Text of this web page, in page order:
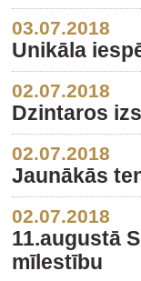
03.07.2018
Unikāla
02.07.2018
Dzintaros
02.07.2018
Jaunākās
02.07.2018
11.augustā
mīlestību